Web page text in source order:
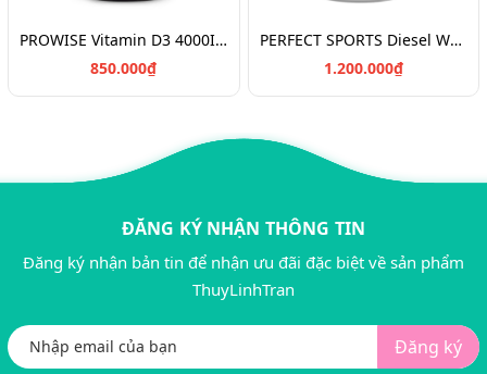
PROWISE Vitamin D3 4000IU + K2 180v/Vitamin chắc khỏe xương D3K2
850.000₫
PERFECT SPORTS Diesel Whey Protein/Bột đạm tăng cơ 908g
1.200.000₫
ĐĂNG KÝ NHẬN THÔNG TIN
Đăng ký nhận bản tin để nhận ưu đãi đặc biệt về sản phẩm
ThuyLinhTran
Đăng ký